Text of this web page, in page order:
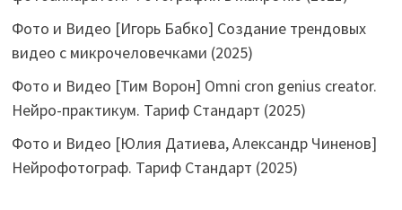
Фото и Видео [Игорь Бабко] Создание трендовых
видео с микрочеловечками (2025)
Фото и Видео [Тим Ворон] Omni cron genius creator.
Нейро-практикум. Тариф Стандарт (2025)
Фото и Видео [Юлия Датиева, Александр Чиненов]
Нейрофотограф. Тариф Стандарт (2025)